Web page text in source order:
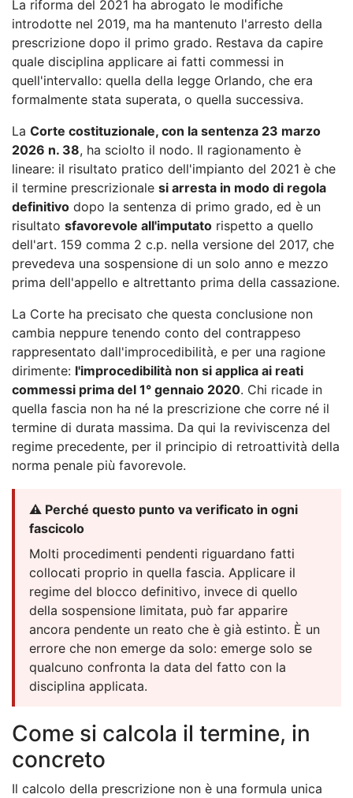
La riforma del 2021 ha abrogato le modifiche
introdotte nel 2019, ma ha mantenuto l'arresto della
prescrizione dopo il primo grado. Restava da capire
quale disciplina applicare ai fatti commessi in
quell'intervallo: quella della legge Orlando, che era
formalmente stata superata, o quella successiva.
La Corte costituzionale, con la sentenza 23 marzo
2026 n. 38, ha sciolto il nodo. Il ragionamento è
lineare: il risultato pratico dell'impianto del 2021 è che
il termine prescrizionale si arresta in modo di regola
definitivo dopo la sentenza di primo grado, ed è un
risultato sfavorevole all'imputato rispetto a quello
dell'art. 159 comma 2 c.p. nella versione del 2017, che
prevedeva una sospensione di un solo anno e mezzo
prima dell'appello e altrettanto prima della cassazione.
La Corte ha precisato che questa conclusione non
cambia neppure tenendo conto del contrappeso
rappresentato dall'improcedibilità, e per una ragione
dirimente: l'improcedibilità non si applica ai reati
commessi prima del 1° gennaio 2020. Chi ricade in
quella fascia non ha né la prescrizione che corre né il
termine di durata massima. Da qui la reviviscenza del
regime precedente, per il principio di retroattività della
norma penale più favorevole.
⚠️ Perché questo punto va verificato in ogni
fascicolo
Molti procedimenti pendenti riguardano fatti
collocati proprio in quella fascia. Applicare il
regime del blocco definitivo, invece di quello
della sospensione limitata, può far apparire
ancora pendente un reato che è già estinto. È un
errore che non emerge da solo: emerge solo se
qualcuno confronta la data del fatto con la
disciplina applicata.
Come si calcola il termine, in
concreto
Il calcolo della prescrizione non è una formula unica